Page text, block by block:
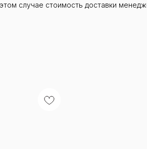
случае стоимость доставки